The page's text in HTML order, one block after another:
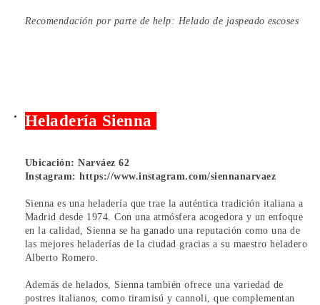
Recomendación por parte de help: Helado de jaspeado escoses
Heladería Sienna
Ubicación: Narváez 62
Instagram:https://www.instagram.com/siennanarvaez
Sienna es una heladería que trae la auténtica tradición italiana a
Madrid desde 1974. Con una atmósfera acogedora y un enfoque
en la calidad, Sienna se ha ganado una reputación como una de
las mejores heladerías de la ciudad gracias a su maestro heladero
Alberto Romero.
Además de helados, Sienna también ofrece una variedad de
postres italianos, como tiramisú y cannoli, que complementan